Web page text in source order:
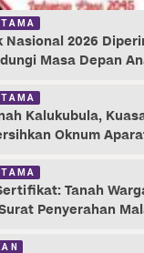
Nasional 2026
Masa Depan
Kalukubula,
Oknum
Tanah
Penyerahan